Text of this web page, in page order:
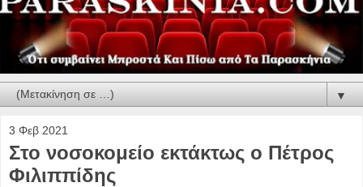
▼
3 Φεβ 2021
Στο νοσοκομείο εκτάκτως ο Πέτρος
Φιλιππίδης